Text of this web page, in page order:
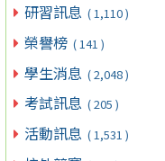
研習訊息 ( 1,110 )
榮譽榜 ( 141 )
學生消息 ( 2,048 )
考試訊息 ( 205 )
活動訊息 ( 1,531 )